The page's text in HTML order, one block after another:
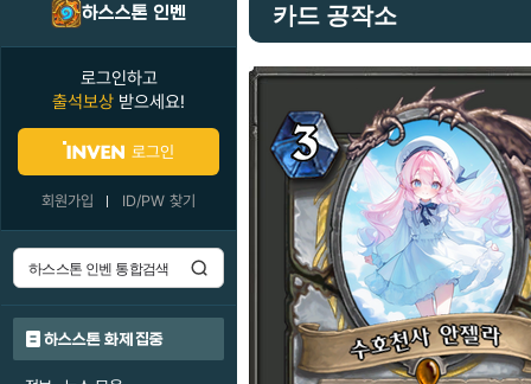
하스스톤 인벤
로그인하고
출석보상 받으세요!
로그인
회원가입 ID/PW 찾기
하스스톤 화제 집중
카드 공작소